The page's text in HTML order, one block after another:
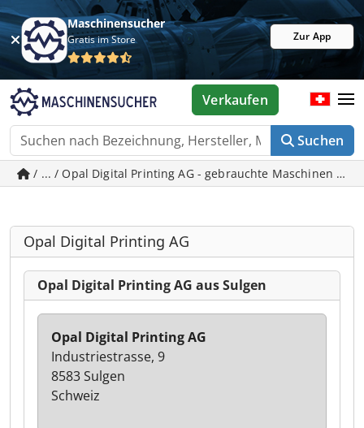
Maschinensucher
Gratis im Store Zur App
Suchen
Verkaufen
/ ... / Opal Digital Printing AG - gebrauchte Maschinen in
Opal Digital Printing AG
Opal Digital Printing AG aus Sulgen
Opal Digital Printing AG
Industriestrasse, 9
8583 Sulgen
Schweiz